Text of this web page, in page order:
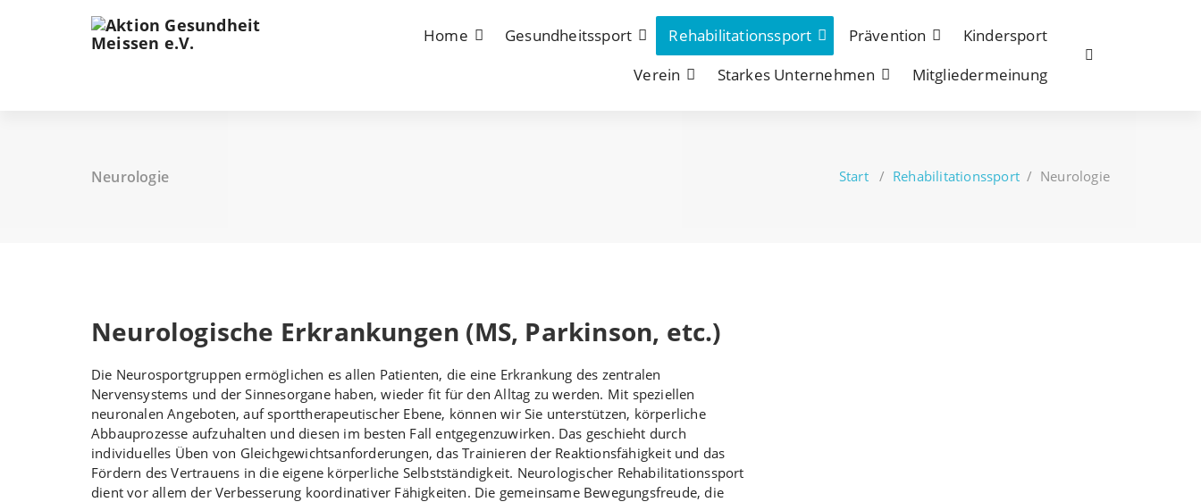
Home Gesundheitssport Rehabilitationssport Prävention
Kindersport
Verein
Starkes Unternehmen Mitgliedermeinung
Neurologie Start/ Rehabilitationssport / Neurologie
Neurologische Erkrankungen (MS, Parkinson, etc.)
Die Neurosportgruppen ermöglichen es allen Patienten, die eine Erkrankung des zentralen
Nervensystems und der Sinnesorgane haben, wieder fit für den Alltag zu werden. Mit speziellen
neuronalen Angeboten, auf sporttherapeutischer Ebene, können wir Sie unterstützen, körperliche
Abbauprozesse aufzuhalten und diesen im besten Fall entgegenzuwirken. Das geschieht durch
individuelles Üben von Gleichgewichtsanforderungen, das Trainieren der Reaktionsfähigkeit und das
Fördern des Vertrauens in die eigene körperliche Selbstständigkeit. Neurologischer Rehabilitationssport
dient vor allem der Verbesserung koordinativer Fähigkeiten. Die gemeinsame Bewegungsfreude, die